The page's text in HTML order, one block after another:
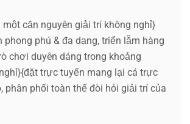
một căn nguyên giải trí không nghỉ}
phong phú & đa dạng, triển lẵm hàng
chơi duyên dáng trong khoảng
trực tuyến mang lại cá trực
phân phối toàn thể đòi hỏi giải trí của